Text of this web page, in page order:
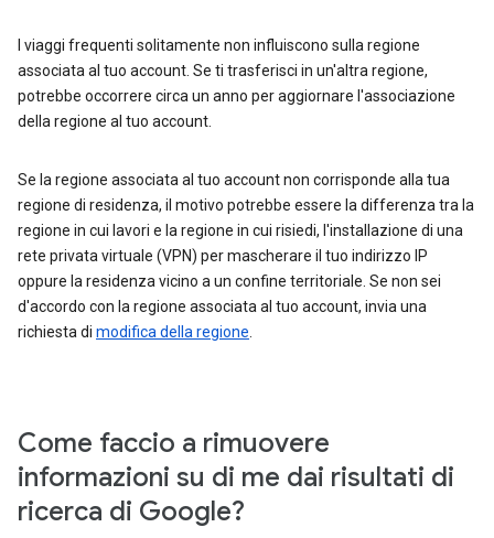
I viaggi frequenti solitamente non influiscono sulla regione
associata al tuo account. Se ti trasferisci in un'altra regione,
potrebbe occorrere circa un anno per aggiornare l'associazione
della regione al tuo account.
Se la regione associata al tuo account non corrisponde alla tua
regione di residenza, il motivo potrebbe essere la differenza tra la
regione in cui lavori e la regione in cui risiedi, l'installazione di una
rete privata virtuale (VPN) per mascherare il tuo indirizzo IP
oppure la residenza vicino a un confine territoriale. Se non sei
d'accordo con la regione associata al tuo account, invia una
richiesta di modifica della regione
Come faccio a rimuovere
informazioni su di me dai risultati di
ricerca di Google?